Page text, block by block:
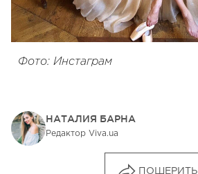
Фото: Инстаграм
НАТАЛИЯ БАРНА
Редактор Viva.ua
ПОШЕРИТЬ